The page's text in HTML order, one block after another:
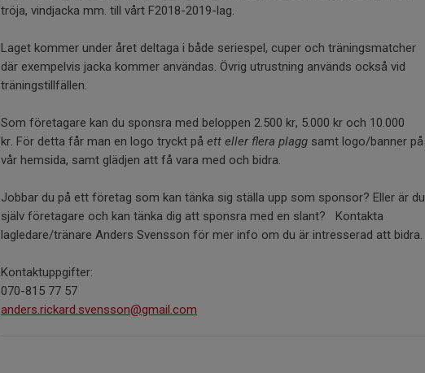
tröja, vindjacka mm. till vårt F2018-2019-lag.
Laget kommer under året deltaga i både seriespel, cuper och träningsmatcher
där exempelvis jacka kommer användas. Övrig utrustning används också vid
träningstillfällen.
Som företagare kan du sponsra med beloppen 2.500 kr, 5.000 kr och 10.000
kr. För detta får man en logo tryckt på ett eller flera plagg samt logo/banner på
vår hemsida, samt glädjen att få vara med och bidra.
Jobbar du på ett företag som kan tänka sig ställa upp som sponsor? Eller är du
själv företagare och kan tänka dig att sponsra med en slant? Kontakta
lagledare/tränare Anders Svensson för mer info om du är intresserad att bidra.
Kontaktuppgifter:
070-815 77 57
anders.rickard.svensson@gmail.com